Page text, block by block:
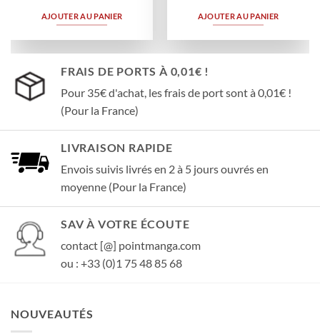
AJOUTER AU PANIER AJOUTER AU PANIER
FRAIS DE PORTS À 0,01€ !
Pour 35€ d'achat, les frais de port sont à 0,01€ !
(Pour la France)
LIVRAISON RAPIDE
Envois suivis livrés en 2 à 5 jours ouvrés en
moyenne (Pour la France)
SAV À VOTRE ÉCOUTE
contact [@] pointmanga.com
ou : +33 (0)1 75 48 85 68
NOUVEAUTÉS